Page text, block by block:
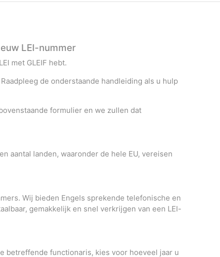
LEI-nummer
met GLEIF hebt.
de onderstaande handleiding als u hulp
formulier en we zullen dat
aantal landen, waaronder de hele EU, vereisen
Wij bieden Engels sprekende telefonische en
gemakkelijk en snel verkrijgen van een LEI-
betreffende functionaris, kies voor hoeveel jaar u